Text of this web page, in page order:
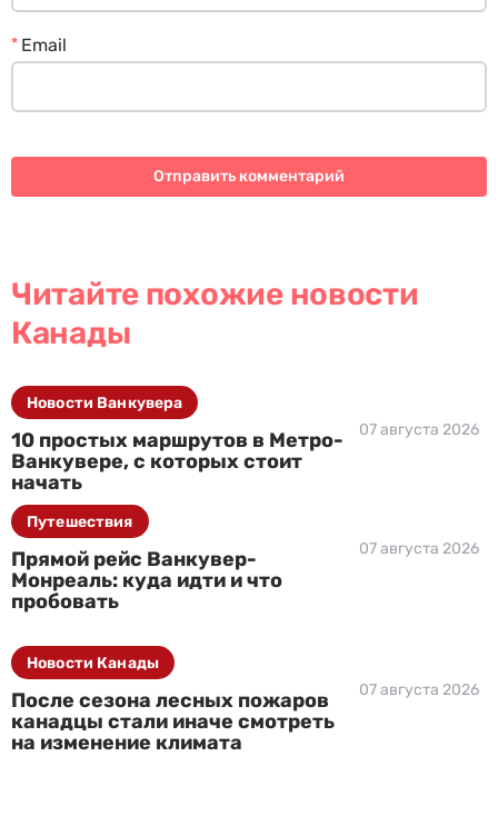
Email
*
Читайте похожие новости
Канады
10 простых маршрутов в Метро-
Ванкувере, с которых стоит
начать
07 августа 2026
Новости Ванкувера
Прямой рейс Ванкувер-
Монреаль: куда идти и что
пробовать
07 августа 2026
Путешествия
После сезона лесных пожаров
канадцы стали иначе смотреть
на изменение климата
07 августа 2026
Новости Канады